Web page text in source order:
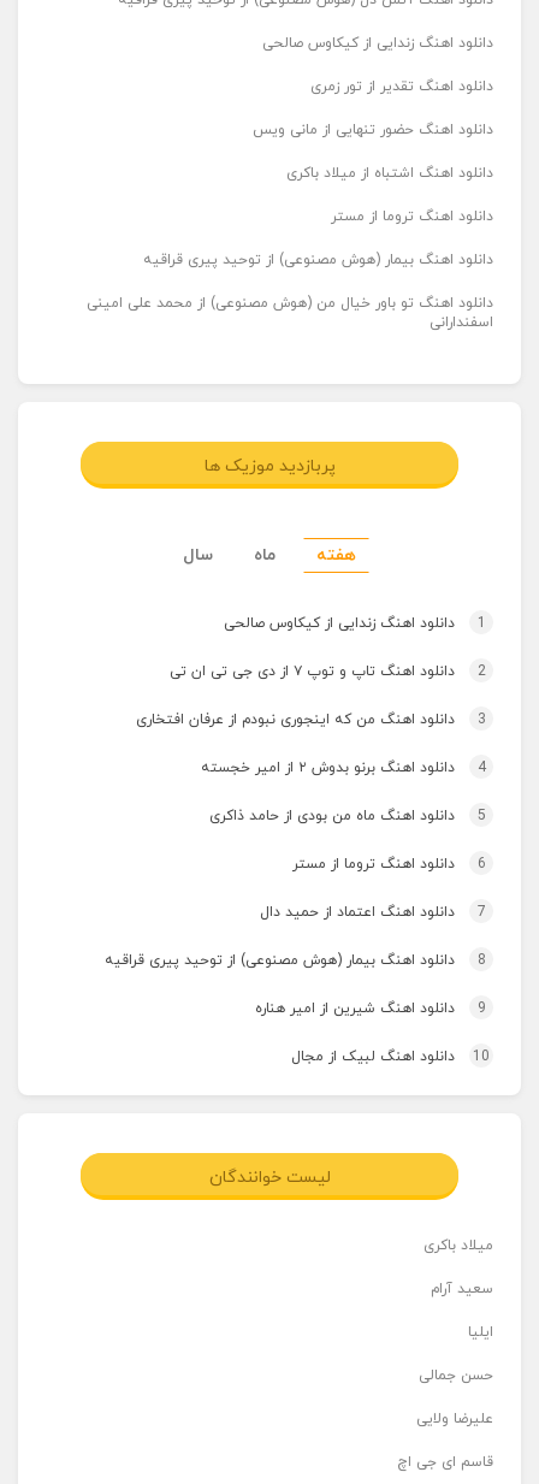
دانلود اهنگ زندایی از کیکاوس صالحی
دانلود اهنگ تقدیر از تور زمری
دانلود اهنگ حضور تنهایی از مانی ویس
دانلود اهنگ اشتباه از میلاد باکری
دانلود اهنگ تروما از مستر
دانلود اهنگ بیمار (هوش مصنوعی) از توحید پیری قراقیه
دانلود اهنگ تو باور خیال من (هوش مصنوعی) از محمد علی امینی
اسفندارانی
پربازدید موزیک ها
هفته ماه سال
1 دانلود اهنگ زندایی از کیکاوس صالحی
2 دانلود اهنگ تاپ و توپ ۷ از دی جی تی ان تی
3 دانلود اهنگ من که اینجوری نبودم از عرفان افتخاری
4 دانلود اهنگ برنو بدوش ۲ از امیر خجسته
5 دانلود اهنگ ماه من بودی از حامد ذاکری
6 دانلود اهنگ تروما از مستر
7 دانلود اهنگ اعتماد از حمید دال
8 دانلود اهنگ بیمار (هوش مصنوعی) از توحید پیری قراقیه
9 دانلود اهنگ شیرین از امیر هناره
10 دانلود اهنگ لبیک از مجال
لیست خوانندگان
میلاد باکری
سعید آرام
ایلیا
حسن جمالی
علیرضا ولایی
قاسم ای جی اچ